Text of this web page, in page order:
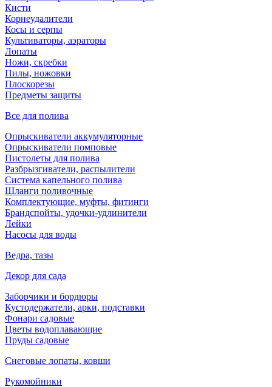
Кисти
Корнеудалители
Косы и серпы
Культиваторы, аэраторы
Лопаты
Ножи, скребки
Пилы, ножовки
Плоскорезы
Предметы защиты
Все для полива
Опрыскиватели аккумуляторные
Опрыскиватели помповые
Пистолеты для полива
Разбрызгиватели, распылители
Система капельного полива
Шланги поливочные
Комплектующие, муфты, фитинги
Брандспойты, удочки-удлинители
Лейки
Насосы для воды
Ведра, тазы
Декор для сада
Заборчики и бордюры
Кустодержатели, арки, подставки
Фонари садовые
Цветы водоплавающие
Пруды садовые
Снеговые лопаты, ковши
Рукомойники